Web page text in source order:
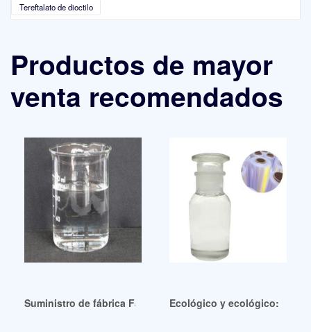
Tereftalato de dioctilo
Productos de mayor
venta recomendados
Suministro de fábrica Fábrica Dotp Fábrica Dotp Perú
Ecológico y ecológico: uso